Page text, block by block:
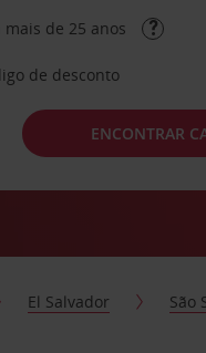
de 25 anos
de desconto
ENCONTRAR
El Salvador
São